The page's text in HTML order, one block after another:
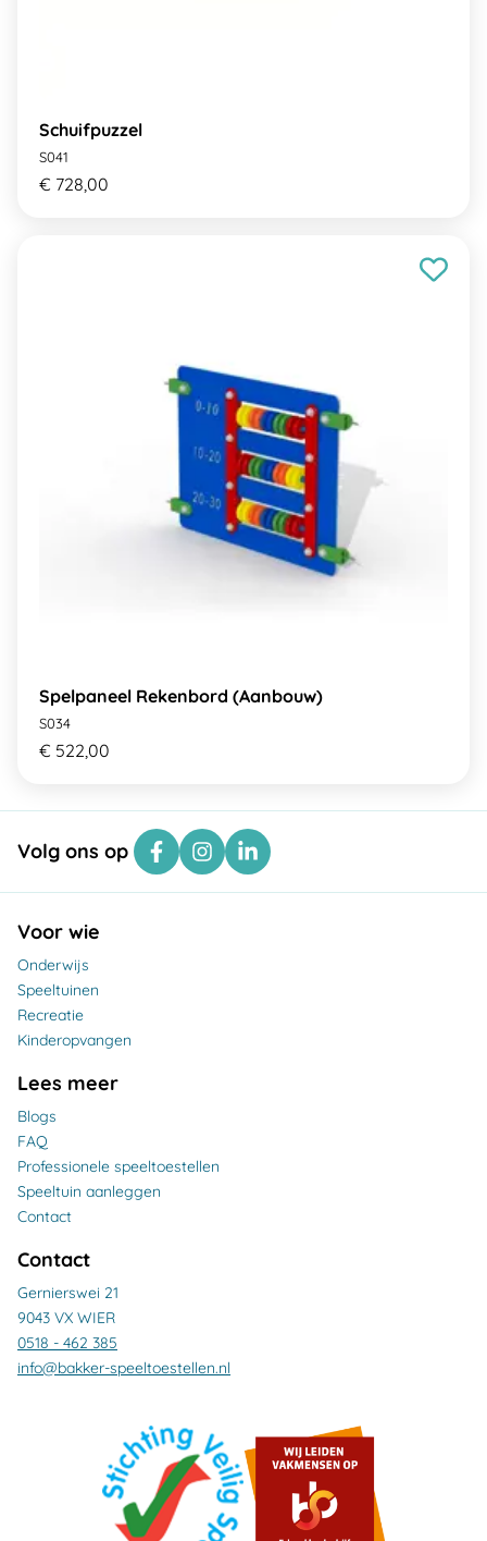
Schuifpuzzel
S041
€ 728,00
Spelpaneel Rekenbord (Aanbouw)
S034
€ 522,00
Volg ons op
Voor wie
Onderwijs
Speeltuinen
Recreatie
Kinderopvangen
Lees meer
Blogs
FAQ
Professionele speeltoestellen
Speeltuin aanleggen
Contact
Contact
Gernierswei 21
9043 VX WIER
0518 - 462 385
info@bakker-speeltoestellen.nl